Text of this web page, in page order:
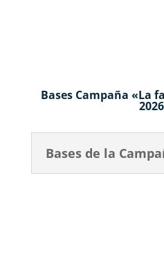
Bases Campaña «La
Bases de la